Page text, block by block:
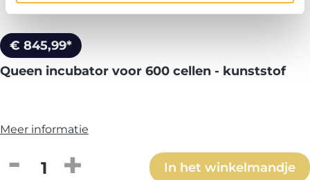
€ 845,99*
Queen incubator voor 600 cellen - kunststof
Meer informatie
Producthoeveelheid: Voer deIn het winkelmandje